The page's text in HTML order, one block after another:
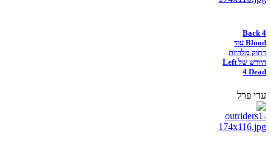
Back 4
Blood עוד
רחוק מלהיות
היורש של Left
4 Dead
עדי פרל